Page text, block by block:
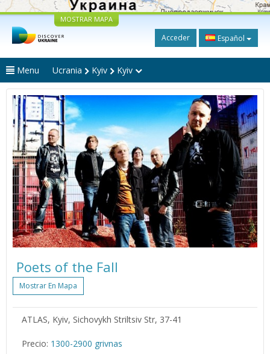
MOSTRAR MAPA
Acceder Español
Menu Ucrania Kyiv Kyiv
Poets of the Fall
Mostrar En Mapa
ATLAS, Kyiv, Sichovykh Striltsiv Str, 37-41
Precio: 1300-2900 grivnas